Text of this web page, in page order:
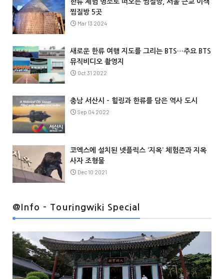
한류 체험 명소로 떠오른 찜질방, 서울 근교 이색
찜질방 5곳
Mar 13 2024
새로운 한류 여행 지도를 그리는 BTS…주요 BTS
뮤직비디오 촬영지
Oct 31 2022
충남 서산시 – 힐링과 한류를 담은 역사 도시
Sep 04 2022
코엑스에 설치된 넷플릭스 ‘지옥’ 체험존과 지옥
사자 조형물
Dec 10 2021
@Info - Touringwiki Special
@Info
@Info